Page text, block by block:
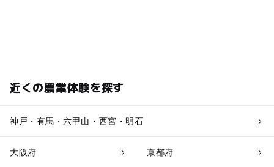
近くの農業体験を探す
神戸・有馬・六甲山・西宮・明石
大阪府 京都府